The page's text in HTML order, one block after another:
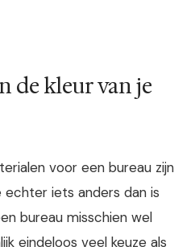
de kleur van je
voor een bureau zijn
iets anders dan is
bureau misschien wel
eindeloos veel keuze als